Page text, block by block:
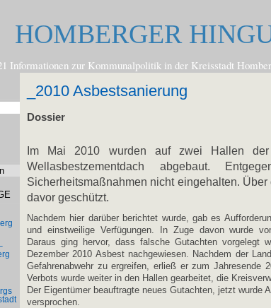
HOMBERGER
Informationen zur Kommunalpolitik in der Kreisstadt
_2010 Asbestsanierung
Dossier
Im Mai 2010 wurden auf zwei Hallen der
Wellasbestzementdach abgebaut.
Sicherheitsmaßnahmen nicht eingehalten.
davor geschützt.
Nachdem hier darüber berichtet wurde, gab es
und einstweilige Verfügungen. In Zuge davon wurde
Daraus ging hervor, dass falsche Gutachten vorgelegt
Dezember 2010 Asbest nachgewiesen. Nachdem der
Gefahrenabwehr zu ergreifen, erließ er zum Jahresende
Verbots wurde weiter in den Hallen gearbeitet, die
Der Eigentümer beauftragte neues Gutachten, jetzt wurde
versprochen.